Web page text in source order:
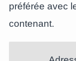
préférée avec
contenant.